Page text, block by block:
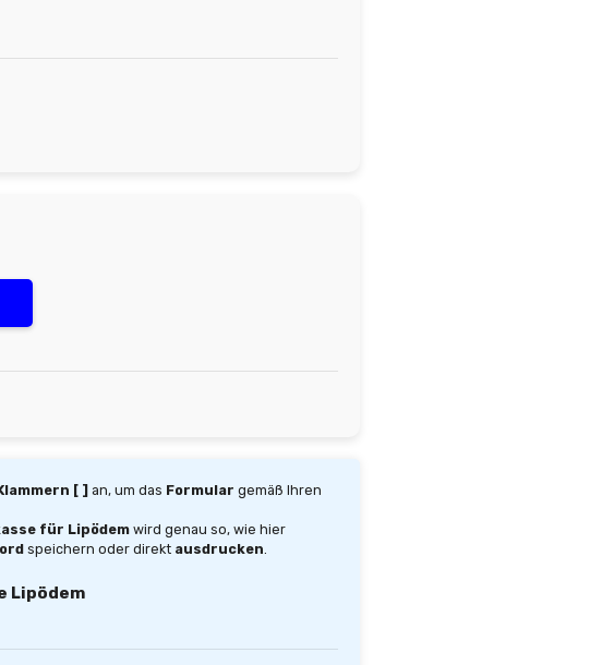
[ ] an, um das Formular gemäß Ihren
für Lipödemwird genau so, wie hier
speichern oder direkt ausdrucken.
Lipödem